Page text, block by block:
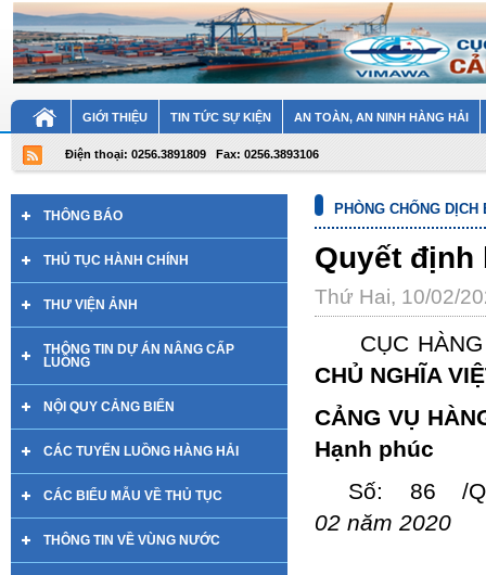
GIỚI THIỆU TIN TỨC SỰ KIỆN AN TOÀN, AN NINH HÀNG HẢI
Điện thoại: 0256.3891809 Fax: 0256.3893106
THÔNG BÁO
THỦ TỤC HÀNH CHÍNH
THƯ VIỆN ẢNH
THÔNG TIN DỰ ÁN NÂNG CẤP
LUỒNG
NỘI QUY CẢNG BIỂN
CÁC TUYẾN LUỒNG HÀNG HẢI
CÁC BIỂU MẪU VỀ THỦ TỤC
THÔNG TIN VỀ VÙNG NƯỚC
PHÒNG CHỐNG DỊCH
Quyết định
Thứ Hai, 10/02/
CỤC
CHỦ NGHĨA
CẢNG VỤ
Hạnh phúc
Số: 86
02 năm 2020